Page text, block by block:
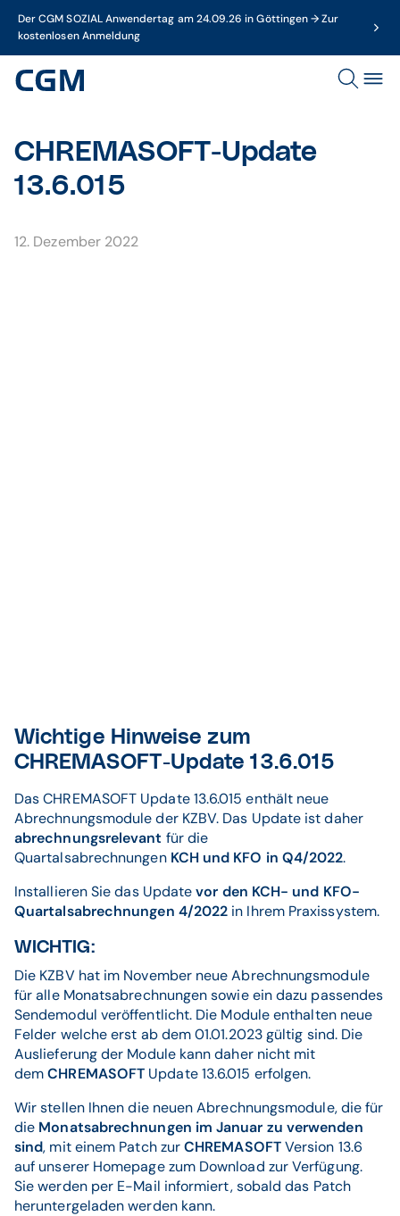
Der CGM SOZIAL Anwendertag am 24.09.26 in Göttingen → Zur
kostenlosen Anmeldung
CHREMASOFT-Update
13.6.015
12. Dezember 2022
Wichtige Hinweise zum
CHREMASOFT-Update 13.6.015
Das CHREMASOFT Update 13.6.015 enthält neue
Abrechnungsmodule der KZBV. Das Update ist daher
abrechnungsrelevant für die
Quartalsabrechnungen KCH und KFO in Q4/2022.
Installieren Sie das Updatevor den KCH- und KFO-
Quartalsabrechnungen 4/2022 in Ihrem Praxissystem.
WICHTIG:
Die KZBV hat im November neue Abrechnungsmodule
für alle Monatsabrechnungen sowie ein dazu passendes
Sendemodul veröffentlicht. Die Module enthalten neue
Felder welche erst ab dem 01.01.2023 gültig sind. Die
Auslieferung der Module kann daher nicht mit
demCHREMASOFT Update 13.6.015 erfolgen.
Wir stellen Ihnen die neuen Abrechnungsmodule, die für
die Monatsabrechnungen im Januar zu verwenden
sind, mit einem Patch zurCHREMASOFTVersion 13.6
auf unserer Homepage zum Download zur Verfügung.
Sie werden per E-Mail informiert, sobald das Patch
heruntergeladen werden kann.